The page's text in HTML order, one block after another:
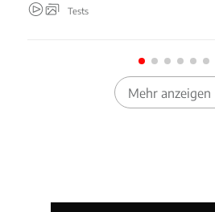
Tests
Mehr anzeigen